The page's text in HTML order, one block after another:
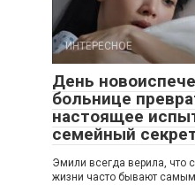
ИНТЕРЕСНОЕ
День
больнице
настоящее
семейный
Эмили всегда верила, что
жизни часто бывают